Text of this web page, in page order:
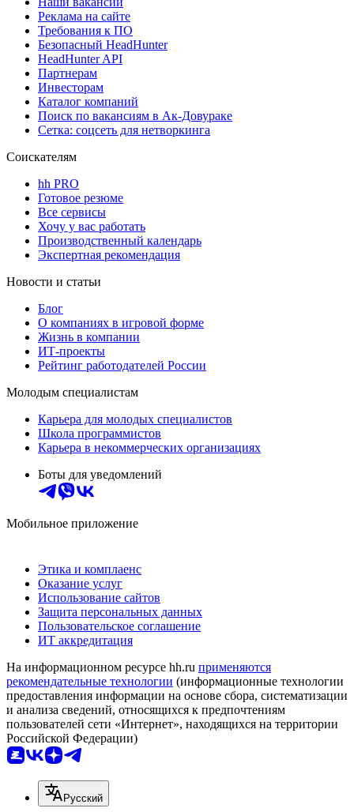
Реклама на сайте
Требования к ПО
Безопасный HeadHunter
HeadHunter API
Партнерам
Инвесторам
Каталог компаний
Поиск по вакансиям в Ак-Довураке
Сетка: соцсеть для нетворкинга
Соискателям
hh PRO
Готовое резюме
Все сервисы
Хочу у вас работать
Производственный календарь
Экспертная рекомендация
Новости и статьи
Блог
О компаниях в игровой форме
Жизнь в компании
ИТ-проекты
Рейтинг работодателей России
Молодым специалистам
Карьера для молодых специалистов
Школа программистов
Карьера в некоммерческих организациях
Боты для уведомлений
Мобильное приложение
Этика и комплаенс
Оказание услуг
Использование сайтов
Защита персональных данных
Пользовательское соглашение
ИТ аккредитация
На информационном ресурсе hh.ru применяются
рекомендательные технологии (информационные технологии
предоставления информации на основе сбора, систематизации
и анализа сведений, относящихся к предпочтениям
пользователей сети «Интернет», находящихся на территории
Российской Федерации)
Русский